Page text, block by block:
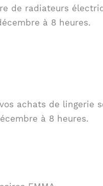
de radiateurs
à 8 heures.
achats de lingerie
à 8 heures.